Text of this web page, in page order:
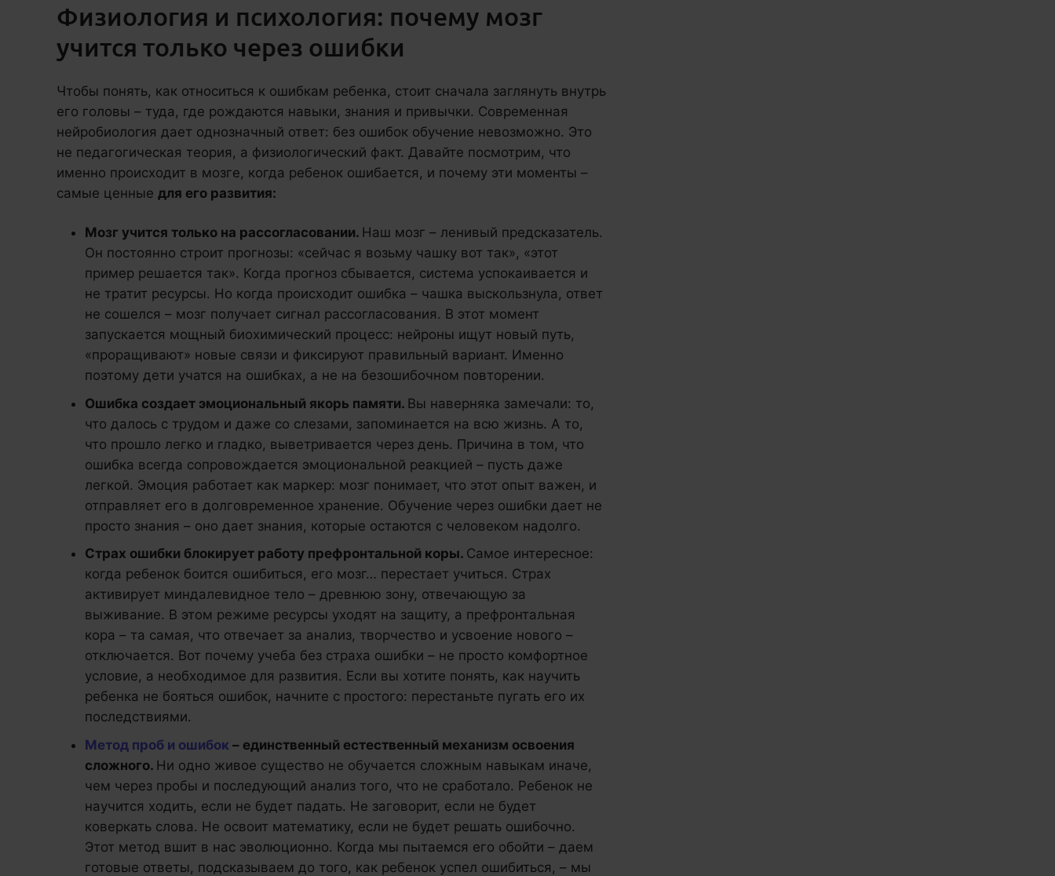
Физиология и психология: почему мозг
учится только через ошибки
Чтобы понять, как относиться к ошибкам ребенка, стоит сначала заглянуть внутрь
его головы – туда, где рождаются навыки, знания и привычки. Современная
нейробиология дает однозначный ответ: без ошибок обучение невозможно. Это
не педагогическая теория, а физиологический факт. Давайте посмотрим, что
именно происходит в мозге, когда ребенок ошибается, и почему эти моменты –
самые ценные для его развития:
Мозг учится только на рассогласовании. Наш мозг – ленивый предсказатель.
Он постоянно строит прогнозы: «сейчас я возьму чашку вот так», «этот
пример решается так». Когда прогноз сбывается, система успокаивается и
не тратит ресурсы. Но когда происходит ошибка – чашка выскользнула, ответ
не сошелся – мозг получает сигнал рассогласования. В этот момент
запускается мощный биохимический процесс: нейроны ищут новый путь,
«проращивают» новые связи и фиксируют правильный вариант. Именно
поэтому дети учатся на ошибках, а не на безошибочном повторении.
Ошибка создает эмоциональный якорь памяти. Вы наверняка замечали: то,
что далось с трудом и даже со слезами, запоминается на всю жизнь. А то,
что прошло легко и гладко, выветривается через день. Причина в том, что
ошибка всегда сопровождается эмоциональной реакцией – пусть даже
легкой. Эмоция работает как маркер: мозг понимает, что этот опыт важен, и
отправляет его в долговременное хранение. Обучение через ошибки дает не
просто знания – оно дает знания, которые остаются с человеком надолго.
Страх ошибки блокирует работу префронтальной коры. Самое интересное:
когда ребенок боится ошибиться, его мозг… перестает учиться. Страх
активирует миндалевидное тело – древнюю зону, отвечающую за
выживание. В этом режиме ресурсы уходят на защиту, а префронтальная
кора – та самая, что отвечает за анализ, творчество и усвоение нового –
отключается. Вот почему учеба без страха ошибки – не просто комфортное
условие, а необходимое для развития. Если вы хотите понять, как научить
ребенка не бояться ошибок, начните с простого: перестаньте пугать его их
последствиями.
Метод проб и ошибок – единственный естественный механизм освоения
сложного. Ни одно живое существо не обучается сложным навыкам иначе,
чем через пробы и последующий анализ того, что не сработало. Ребенок не
научится ходить, если не будет падать. Не заговорит, если не будет
коверкать слова. Не освоит математику, если не будет решать ошибочно.
Этот метод вшит в нас эволюционно. Когда мы пытаемся его обойти – даем
готовые ответы, подсказываем до того, как ребенок успел ошибиться, – мы